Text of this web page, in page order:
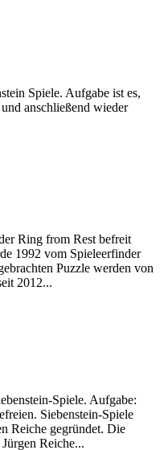
Spiele. Aufgabe ist es,
anschließend wieder
Ring from Rest befreit
1992 vom Spieleerfinder
Puzzle werden von
2012...
Spiele. Aufgabe:
Siebenstein-Spiele
Reiche gegründet. Die
Reiche...